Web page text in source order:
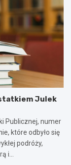
Julek
Publicznej, numer
które odbyło się
podróży,
i…